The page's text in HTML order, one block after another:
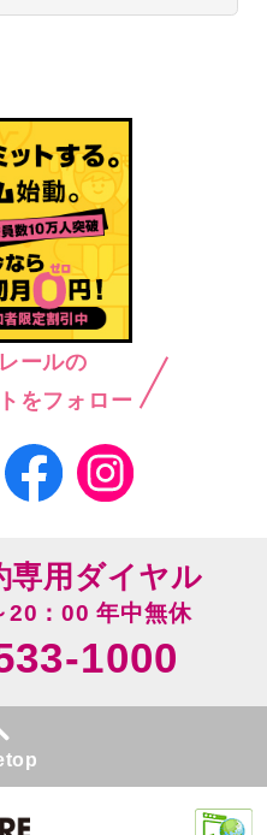
ールの
をフォロー
専用ダイヤル
20：00 年中無休
1000